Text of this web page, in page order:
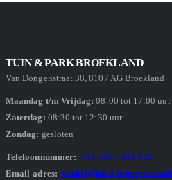
TUIN & PARK BROEKLAND
Van Dongenstraat 38, 8107 AG Broekland
Maandag t/m Vrijdag: 08:00 tot 17:00 uur
Zaterdag: 08:30 tot 12:30 uur
Zondag: gesloten
Telefoonnummer:+31 570 – 531 035
Email-adres: winkel@bmb-bruggeman.nl